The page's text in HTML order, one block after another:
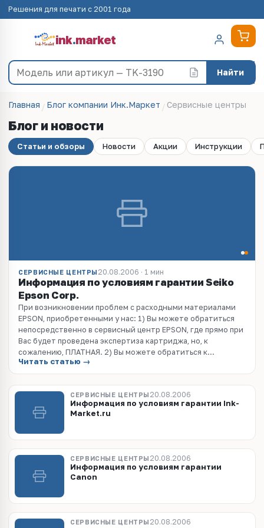
Решения для печати с 2001 года
ink.market
Найти
Главная Блог компании Инк.Маркет Сервисные центры
Блог и новости
Статьи и обзоры Новости Акции Инструкции
СЕРВИСНЫЕ ЦЕНТРЫ 20.08.2006 · 1 мин
Информация по условиям гарантии Seiko
Epson Corp.
При возникновении проблем с расходными материалами
EPSON, приобретенными у нас: 1) Вы можете обратиться
непосредственно в сервисный центр EPSON, где прямо при
Вас будет проведена экспертиза картриджа, но, к
сожалению, ПЛАТНАЯ. 2) Вы можете обратиться к...
Читать статью →
СЕРВИСНЫЕ ЦЕНТРЫ 20.08.2006
Информация по условиям гарантии Ink-
Market.ru
СЕРВИСНЫЕ ЦЕНТРЫ 20.08.2006
Информация по условиям гарантии
Canon
СЕРВИСНЫЕ ЦЕНТРЫ 20.08.2006